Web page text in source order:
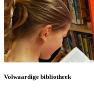
Volwaardige bibliotheek